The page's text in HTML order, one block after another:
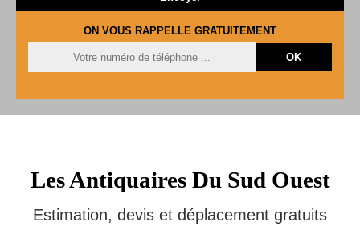
ON VOUS RAPPELLE GRATUITEMENT
Les Antiquaires Du Sud Ouest
Estimation, devis et déplacement gratuits